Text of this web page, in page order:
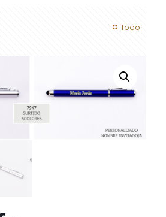
Todo